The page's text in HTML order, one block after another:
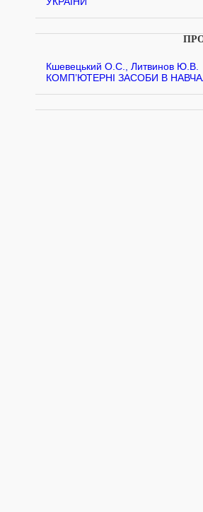
Кшевецький О.С., Литвинов Ю.В.
КОМП’ЮТЕРНІ ЗАСОБИ В